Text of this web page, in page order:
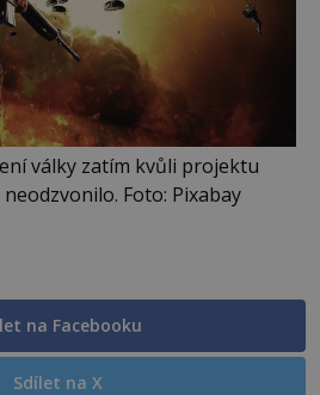
války zatím kvůli projektu
Foto: Pixabay
na Facebooku
Sdílet na X